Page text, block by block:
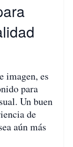
imagen, es
para
Un buen
de
aún más